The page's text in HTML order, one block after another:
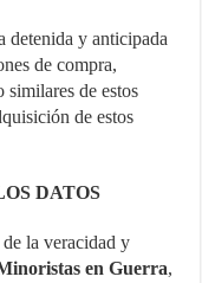
detenida y anticipada
de compra,
de estos
de estos
DATOS
la veracidad y
en Guerra,